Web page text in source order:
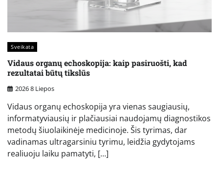
Sveikata
Vidaus organų echoskopija: kaip pasiruošti, kad
rezultatai būtų tikslūs
2026 8 Liepos
Vidaus organų echoskopija yra vienas saugiausių,
informatyviausių ir plačiausiai naudojamų diagnostikos
metodų šiuolaikinėje medicinoje. Šis tyrimas, dar
vadinamas ultragarsiniu tyrimu, leidžia gydytojams
realiuoju laiku pamatyti, […]